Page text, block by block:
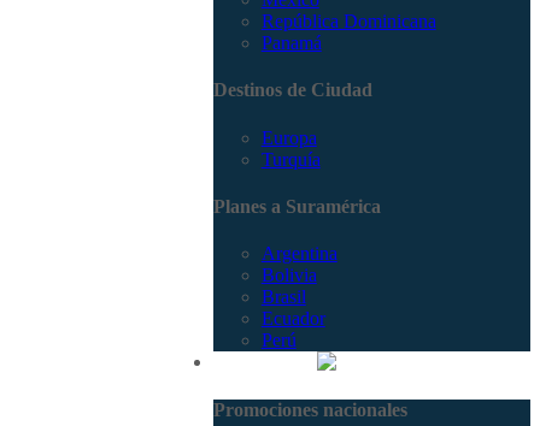
República Dominicana
Panamá
Destinos de Ciudad
Europa
Turquía
Planes a Suramérica
Argentina
Bolivia
Brasil
Ecuador
Perú
Promociones nacionales